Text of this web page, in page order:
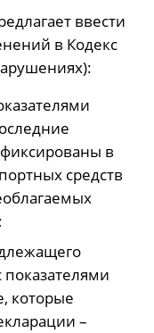
ввести
в Кодекс
в
средств
показателями
которые
–